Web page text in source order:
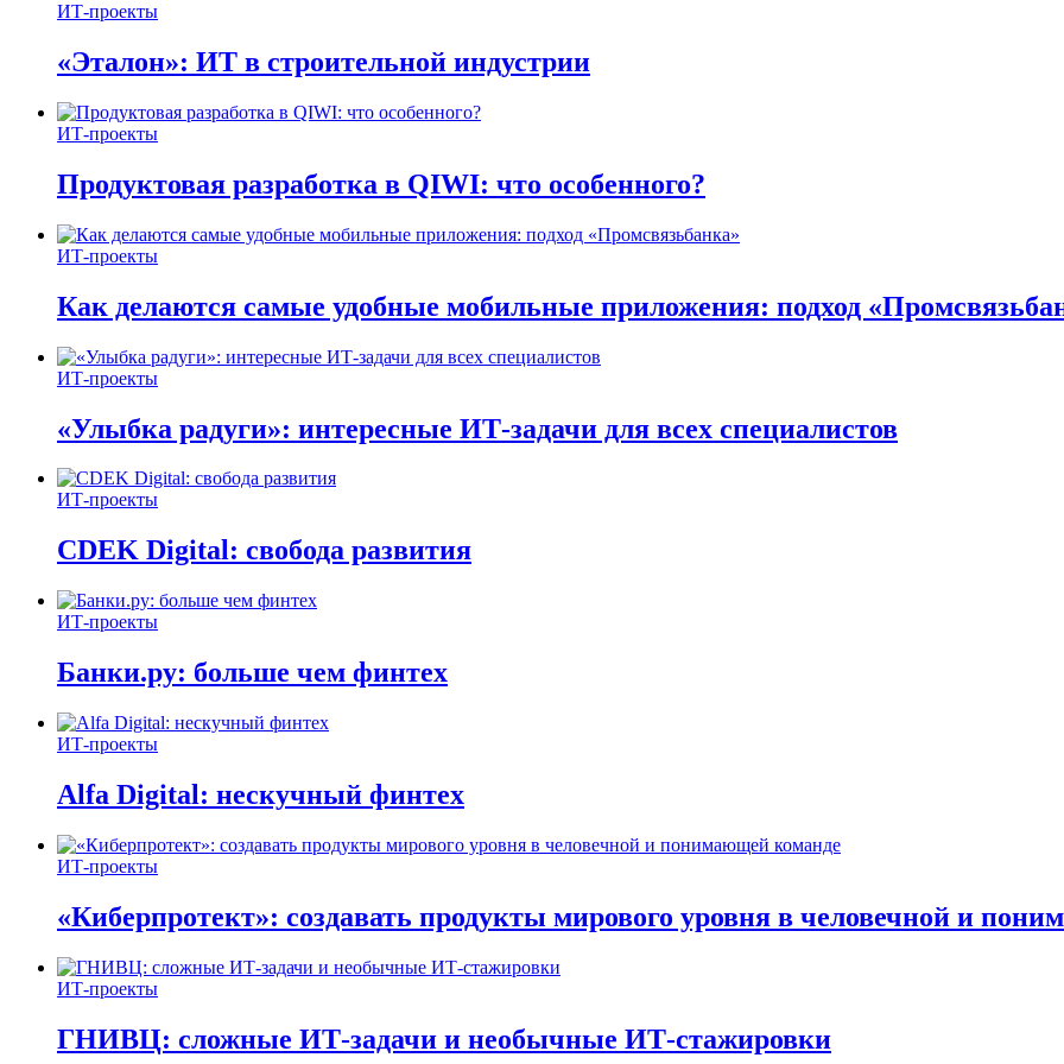
ИТ-проекты
«Эталон»: ИТ в строительной индустрии
ИТ-проекты
Продуктовая разработка в QIWI: что особенного?
ИТ-проекты
Как делаются самые удобные мобильные приложения: подход
ИТ-проекты
«Улыбка радуги»: интересные ИТ-задачи для всех специалистов
ИТ-проекты
CDEK Digital: свобода развития
ИТ-проекты
Банки.ру: больше чем финтех
ИТ-проекты
Alfa Digital: нескучный финтех
ИТ-проекты
«Киберпротект»: создавать продукты мирового уровня в человечной и
ИТ-проекты
ГНИВЦ: сложные ИТ‑задачи и необычные ИТ‑стажировки